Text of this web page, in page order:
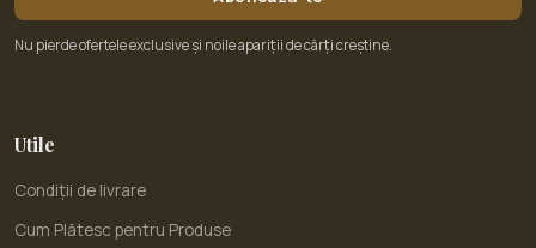
Nu pierde ofertele exclusive și noile apariții de cărți creștine.
Utile
Condiții de livrare
Cum Plătesc pentru Produse